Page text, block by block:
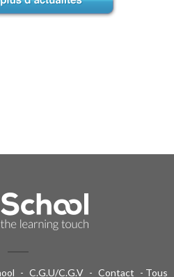
- C.G.U/C.G.V - Contact - Tous